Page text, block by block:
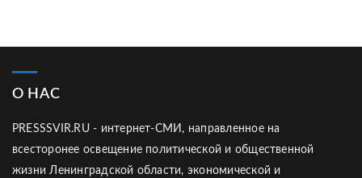
О НАС
PRESSSVIR.RU - интернет-СМИ, направленное на
всесторонее освещение политической и общественной
жизни Ленинградской области, экономической и